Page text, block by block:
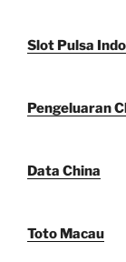
Slot Pulsa
Pengeluaran
Data China
Toto Macau